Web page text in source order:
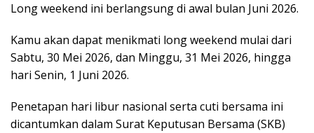
Long weekend ini berlangsung di awal bulan Juni 2026.
Kamu akan dapat menikmati long weekend mulai dari
Sabtu, 30 Mei 2026, dan Minggu, 31 Mei 2026, hingga
hari Senin, 1 Juni 2026.
Penetapan hari libur nasional serta cuti bersama ini
dicantumkan dalam Surat Keputusan Bersama (SKB)